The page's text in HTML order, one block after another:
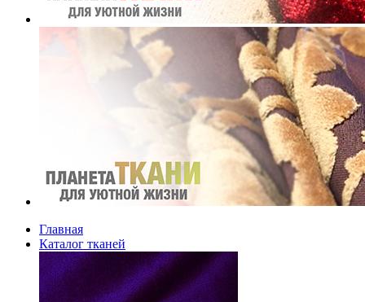
Главная
Каталог тканей